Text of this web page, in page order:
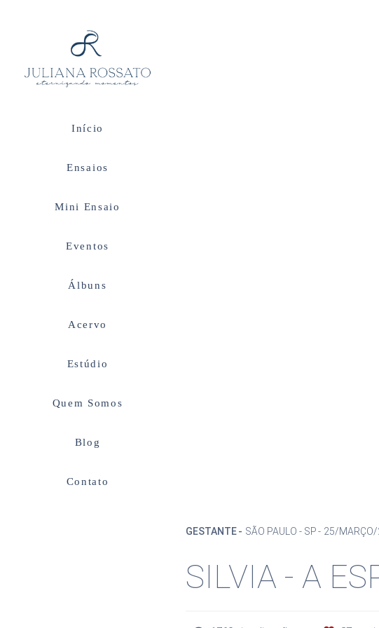
Início
Ensaios
Mini Ensaio
Eventos
Álbuns
Acervo
Estúdio
Quem Somos
Blog
Contato
GESTANTE SÃO PAULO - SP 25/
SILVIA - A